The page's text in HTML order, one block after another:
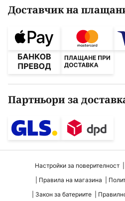
Доставчик на
Партньори за
Настройки за поверителност
Правила на магазина
Закон за батериите